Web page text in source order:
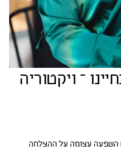
– ויקטוריה
השפעה עצומה על ההצלחה